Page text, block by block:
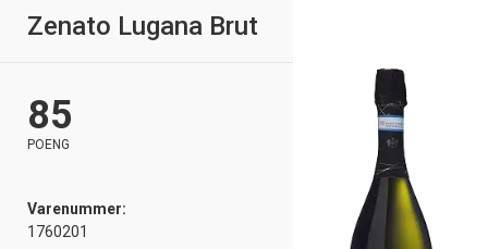
Zenato Lugana Brut
85
POENG
Varenummer:
1760201